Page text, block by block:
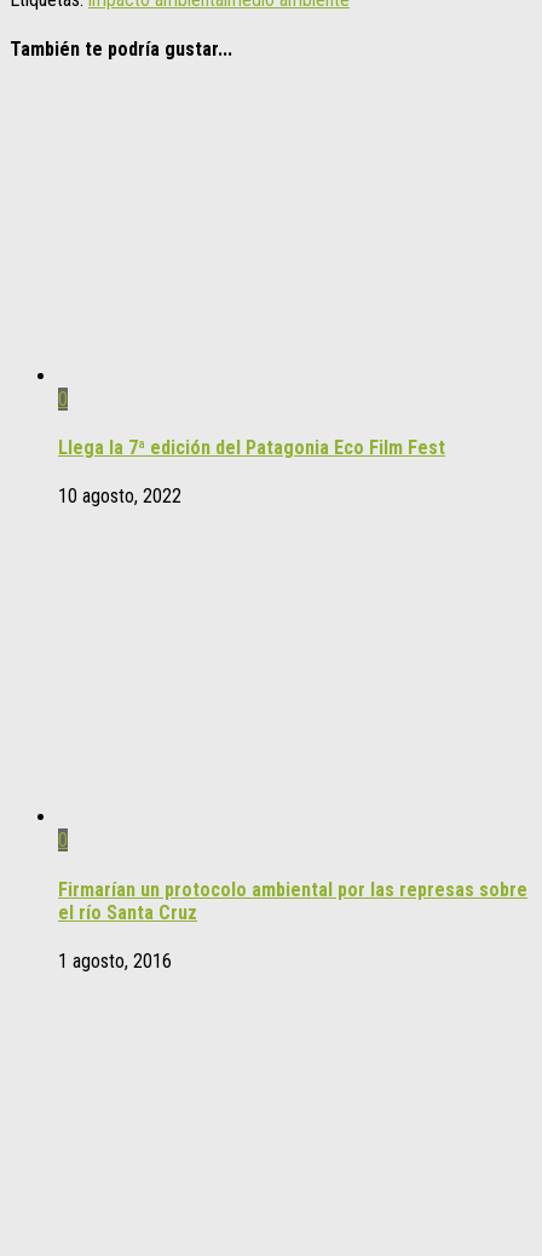
También te podría gustar...
0
Llega la 7ª edición del Patagonia Eco Film Fest
10 agosto, 2022
0
Firmarían un protocolo ambiental por las represas sobre
el río Santa Cruz
1 agosto, 2016